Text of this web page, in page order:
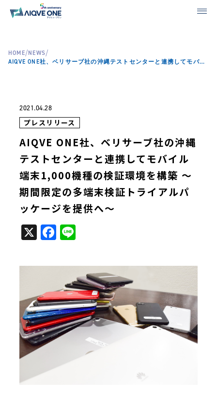
HOME/NEWS/
AIQVE ONE社、ベリサーブ社の沖縄テストセンターと連携してモバイル端末1,000機種の検証環境を構築 ～期間限定の多端末検証トライアルパッケージを提供へ～
2021.04.28
プレスリリース
AIQVE ONE社、ベリサーブ社の沖縄
テストセンターと連携してモバイル
端末1,000機種の検証環境を構築 ～
期間限定の多端末検証トライアルパ
ッケージを提供へ～
X Facebook